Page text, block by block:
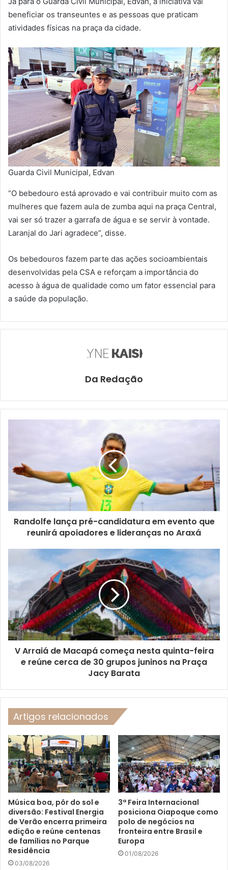
beneficiar os transeuntes e as pessoas que praticam
atividades físicas na praça da cidade.
Guarda Civil Municipal, Edvan
“O bebedouro está aprovado e vai contribuir muito com as
mulheres que fazem aula de zumba aqui na praça Central,
vai ser só trazer a garrafa de água e se servir à vontade.
Laranjal do Jari agradece”, disse.
Os bebedouros fazem parte das ações socioambientais
desenvolvidas pela CSA e reforçam a importância do
acesso à água de qualidade como um fator essencial para
a saúde da população.
Da Redação
Randolfe lança pré-candidatura em evento que
reunirá apoiadores e lideranças no Araxá
V Arraiá de Macapá começa nesta quinta-feira
e reúne cerca de 30 grupos juninos na Praça
Jacy Barata
Artigos relacionados
Música boa, pôr do sol e
diversão: Festival Energia
de Verão encerra primeira
edição e reúne centenas
de famílias no Parque
Residência
03/08/2026
3ª Feira Internacional
posiciona Oiapoque como
polo de negócios na
fronteira entre Brasil e
Europa
01/08/2026